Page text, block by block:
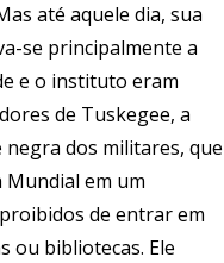
até aquele dia, sua
se principalmente a
e o instituto eram
de Tuskegee, a
dos militares, que
em um
de entrar em
ou bibliotecas. Ele